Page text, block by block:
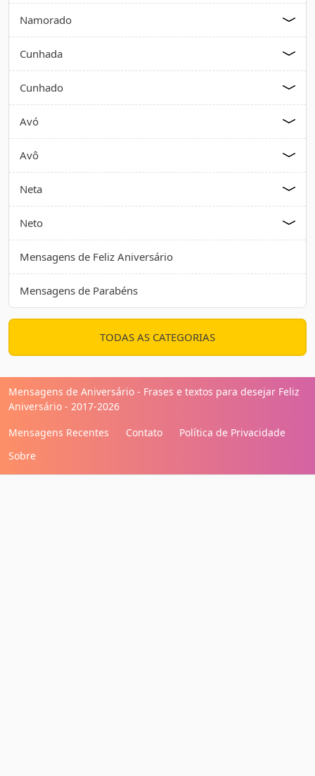
Namorado
Cunhada
Cunhado
Avó
Avô
Neta
Neto
Mensagens de Feliz Aniversário
Mensagens de Parabéns
TODAS AS CATEGORIAS
Mensagens de Aniversário - Frases e textos para desejar Feliz
Aniversário - 2017-2026
Mensagens Recentes
Contato
Política de Privacidade
Sobre